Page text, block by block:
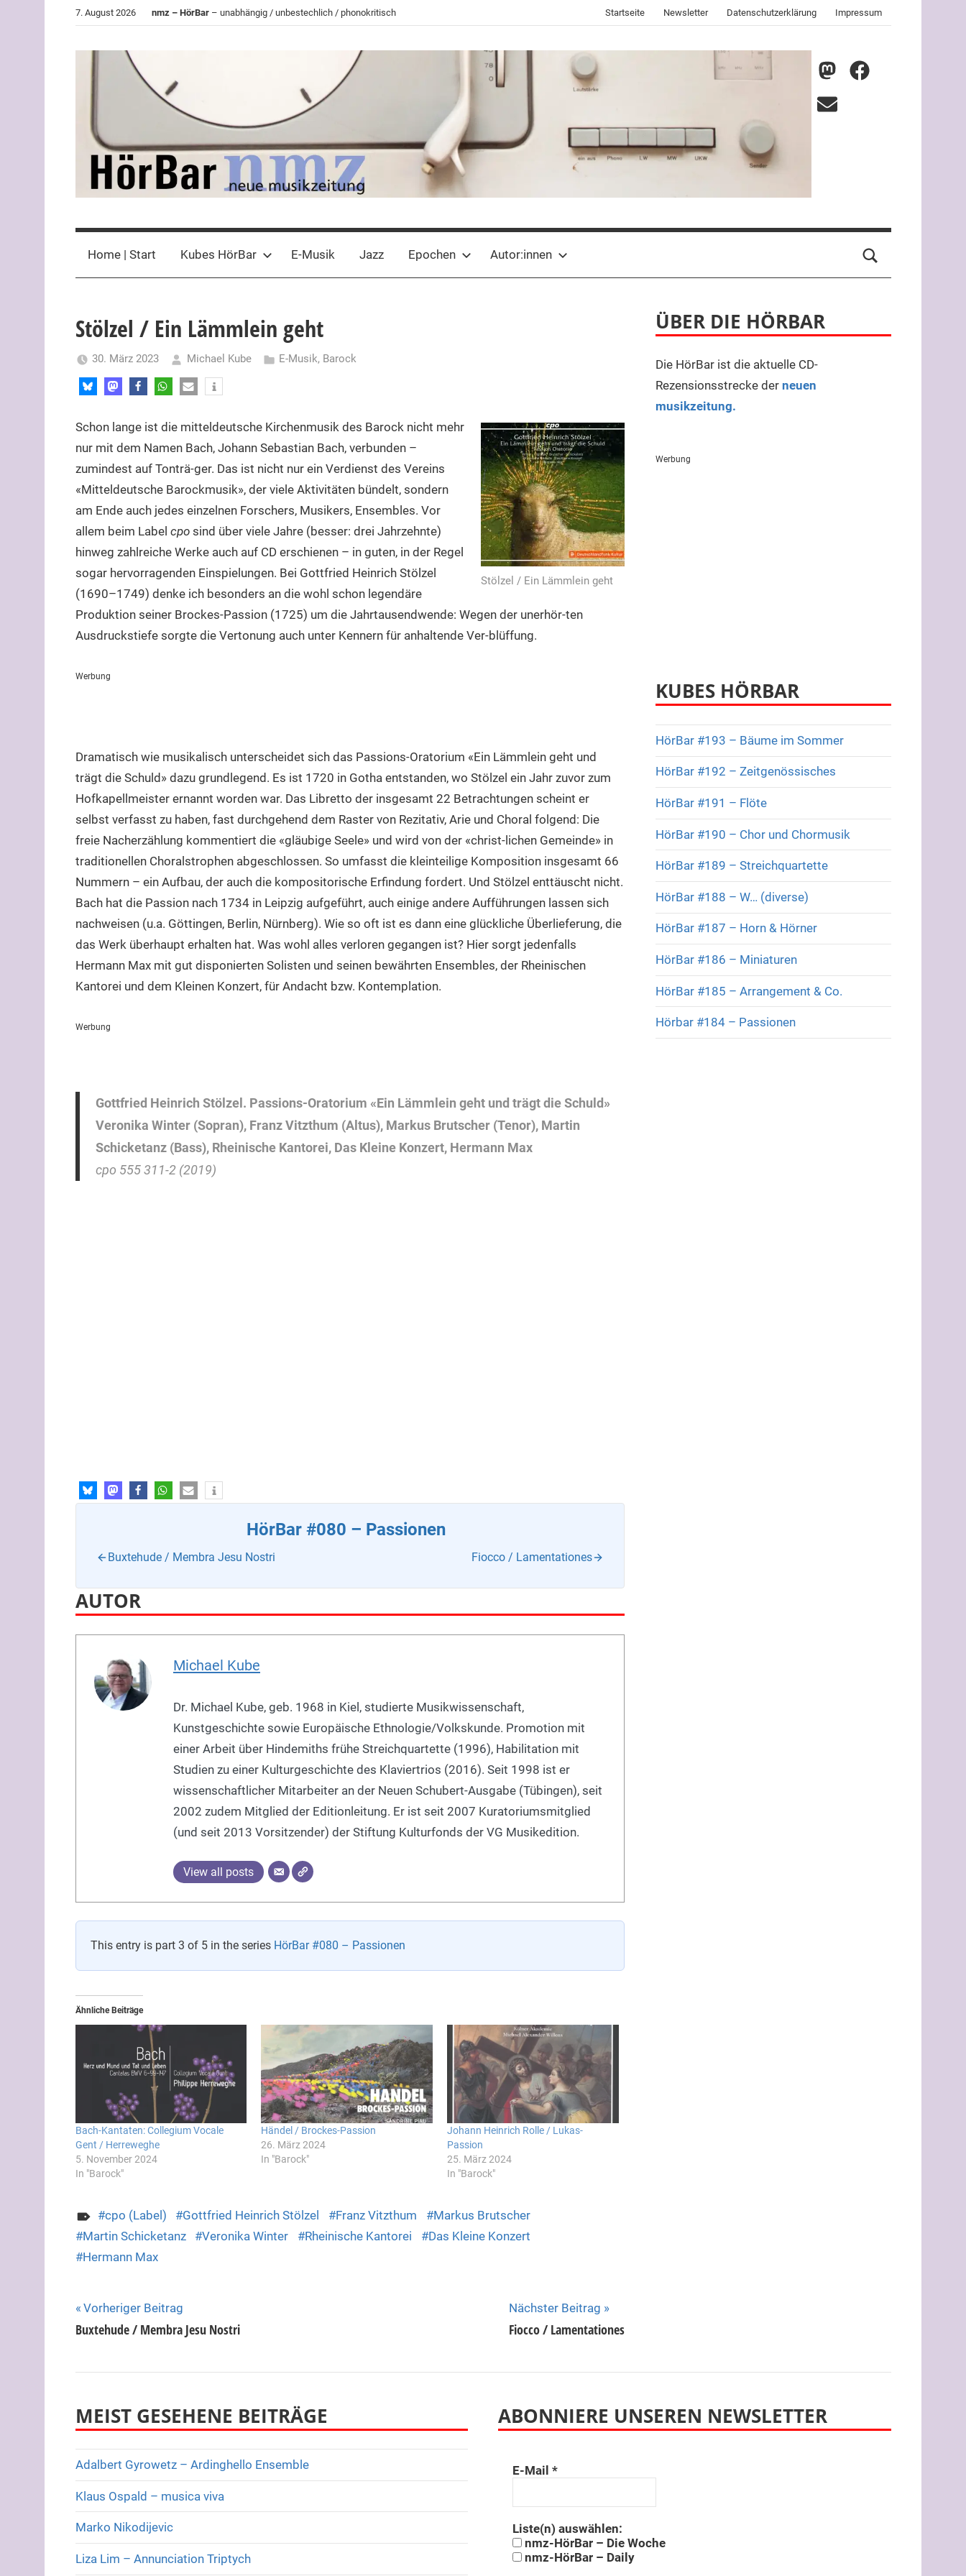
7. August 2026 nmz – HörBar – unabhängig / unbestechlich / phonokritisch Startseite Newsletter Datenschutzerklärung Impressum
HörBar
der
nmz
Mastodon
nmz
E-
Home | Start Kubes HörBar E-Musik Jazz Epochen Autor:innen
Stölzel / Ein Lämmlein geht
30. März 2023 Michael Kube E-Musik, Barock
Stölzel / Ein Lämmlein geht
Schon lange ist die mitteldeutsche Kirchenmusik des Barock nicht mehr
nur mit dem Namen Bach, Johann Sebastian Bach, verbunden –
zumindest auf Tonträ-ger. Das ist nicht nur ein Verdienst des Vereins
«Mitteldeutsche Barockmusik», der viele Aktivitäten bündelt, sondern
am Ende auch jedes einzelnen Forschers, Musikers, Ensembles. Vor
allem beim Label cposind über viele Jahre (besser: drei Jahrzehnte)
hinweg zahlreiche Werke auch auf CD erschienen – in guten, in der Regel
sogar hervorragenden Einspielungen. Bei Gottfried Heinrich Stölzel
(1690–1749) denke ich besonders an die wohl schon legendäre
Produktion seiner Brockes-Passion (1725) um die Jahrtausendwende: Wegen der unerhör-ten
Ausdruckstiefe sorgte die Vertonung auch unter Kennern für anhaltende Ver-blüffung.
Werbung
Dramatisch wie musikalisch unterscheidet sich das Passions-Oratorium «Ein Lämmlein geht und
trägt die Schuld» dazu grundlegend. Es ist 1720 in Gotha entstanden, wo Stölzel ein Jahr zuvor zum
Hofkapellmeister ernannt worden war. Das Libretto der insgesamt 22 Betrachtungen scheint er
selbst verfasst zu haben, fast durchgehend dem Raster von Rezitativ, Arie und Choral folgend: Die
freie Nacherzählung kommentiert die «gläubige Seele» und wird von der «christ-lichen Gemeinde» in
traditionellen Choralstrophen abgeschlossen. So umfasst die kleinteilige Komposition insgesamt 66
Nummern – ein Aufbau, der auch die kompositorische Erfindung fordert. Und Stölzel enttäuscht nicht.
Bach hat die Passion nach 1734 in Leipzig aufgeführt, auch einige andere Aufführungen lassen sich
nachweisen (u.a. Göttingen, Berlin, Nürnberg). Wie so oft ist es dann eine glückliche Überlieferung, die
das Werk überhaupt erhalten hat. Was wohl alles verloren gegangen ist? Hier sorgt jedenfalls
Hermann Max mit gut disponierten Solisten und seinen bewährten Ensembles, der Rheinischen
Kantorei und dem Kleinen Konzert, für Andacht bzw. Kontemplation.
Werbung
Gottfried Heinrich Stölzel. Passions-Oratorium «Ein Lämmlein geht und trägt die Schuld»
Veronika Winter (Sopran), Franz Vitzthum (Altus), Markus Brutscher (Tenor), Martin
Schicketanz (Bass), Rheinische Kantorei, Das Kleine Konzert, Hermann Max
cpo 555 311-2 (2019)
HörBar #080 – Passionen
Buxtehude / Membra Jesu Nostri Fiocco / Lamentationes
AUTOR
Michael Kube
Dr. Michael Kube, geb. 1968 in Kiel, studierte Musikwissenschaft,
Kunstgeschichte sowie Europäische Ethnologie/Volkskunde. Promotion mit
einer Arbeit über Hindemiths frühe Streichquartette (1996), Habilitation mit
Studien zu einer Kulturgeschichte des Klaviertrios (2016). Seit 1998 ist er
wissenschaftlicher Mitarbeiter an der Neuen Schubert-Ausgabe (Tübingen), seit
2002 zudem Mitglied der Editionleitung. Er ist seit 2007 Kuratoriumsmitglied
(und seit 2013 Vorsitzender) der Stiftung Kulturfonds der VG Musikedition.
View all posts
This entry is part 3 of 5 in the series HörBar #080 – Passionen
Ähnliche Beiträge
Bach-Kantaten: Collegium Vocale
Gent / Herreweghe
5. November 2024
In "Barock"
Händel / Brockes-Passion
26. März 2024
In "Barock"
Johann Heinrich Rolle / Lukas-
Passion
25. März 2024
In "Barock"
cpo (Label) Gottfried Heinrich Stölzel Franz Vitzthum
Markus Brutscher
Martin Schicketanz
Veronika Winter Rheinische Kantorei
Das Kleine Konzert
Hermann Max
Beitragsnavigation
Vorheriger Beitrag
Buxtehude / Membra Jesu Nostri
Nächster Beitrag
Fiocco / Lamentationes
ÜBER DIE HÖRBAR
Die HörBar ist die aktuelle CD-
Rezensionsstrecke der neuen
musikzeitung.
Werbung
KUBES HÖRBAR
HörBar #193 – Bäume im Sommer
HörBar #192 – Zeitgenössisches
HörBar #191 – Flöte
HörBar #190 – Chor und Chormusik
HörBar #189 – Streichquartette
HörBar #188 – W… (diverse)
HörBar #187 – Horn & Hörner
HörBar #186 – Miniaturen
HörBar #185 – Arrangement & Co.
Hörbar #184 – Passionen
MEIST GESEHENE BEITRÄGE
Adalbert Gyrowetz – Ardinghello Ensemble
Klaus Ospald – musica viva
Marko Nikodijevic
Liza Lim – Annunciation Triptych
ABONNIERE UNSEREN NEWSLETTER
E-Mail*
Liste(n) auswählen:
nmz-HörBar – Die Woche
nmz-HörBar – Daily